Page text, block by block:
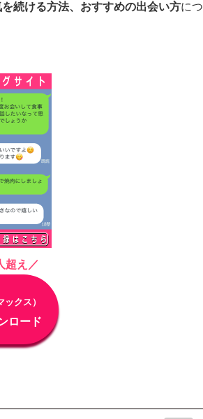
続ける方法、おすすめの出会い方につ
超え／
クス）
ロード